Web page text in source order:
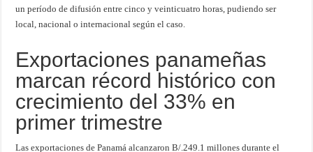
un período de difusión entre cinco y veinticuatro horas, pudiendo ser
local, nacional o internacional según el caso.
Exportaciones panameñas
marcan récord histórico con
crecimiento del 33% en
primer trimestre
Las exportaciones de Panamá alcanzaron B/.249.1 millones durante el